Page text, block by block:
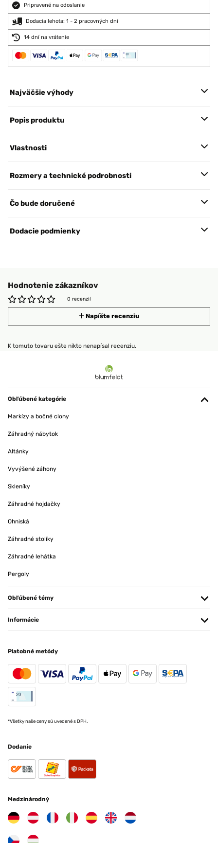
Pripravené na odoslanie
Dodacia lehota: 1 - 2 pracovných dní
14 dní na vrátenie
Najväčšie výhody
Popis produktu
Vlastnosti
Rozmery a technické podrobnosti
Čo bude doručené
Dodacie podmienky
Hodnotenie zákazníkov
0 recenzií
Napíšte recenziu
K tomuto tovaru ešte nikto nenapísal recenziu.
Obľúbené kategórie
Markízy a bočné clony
Záhradný nábytok
Altánky
Vyvýšené záhony
Skleníky
Záhradné hojdačky
Ohniská
Záhradné stolíky
Záhradné lehátka
Pergoly
Obľúbené témy
Informácie
Platobné metódy
*Všetky naše ceny sú uvedené s DPH.
Dodanie
Medzinárodný